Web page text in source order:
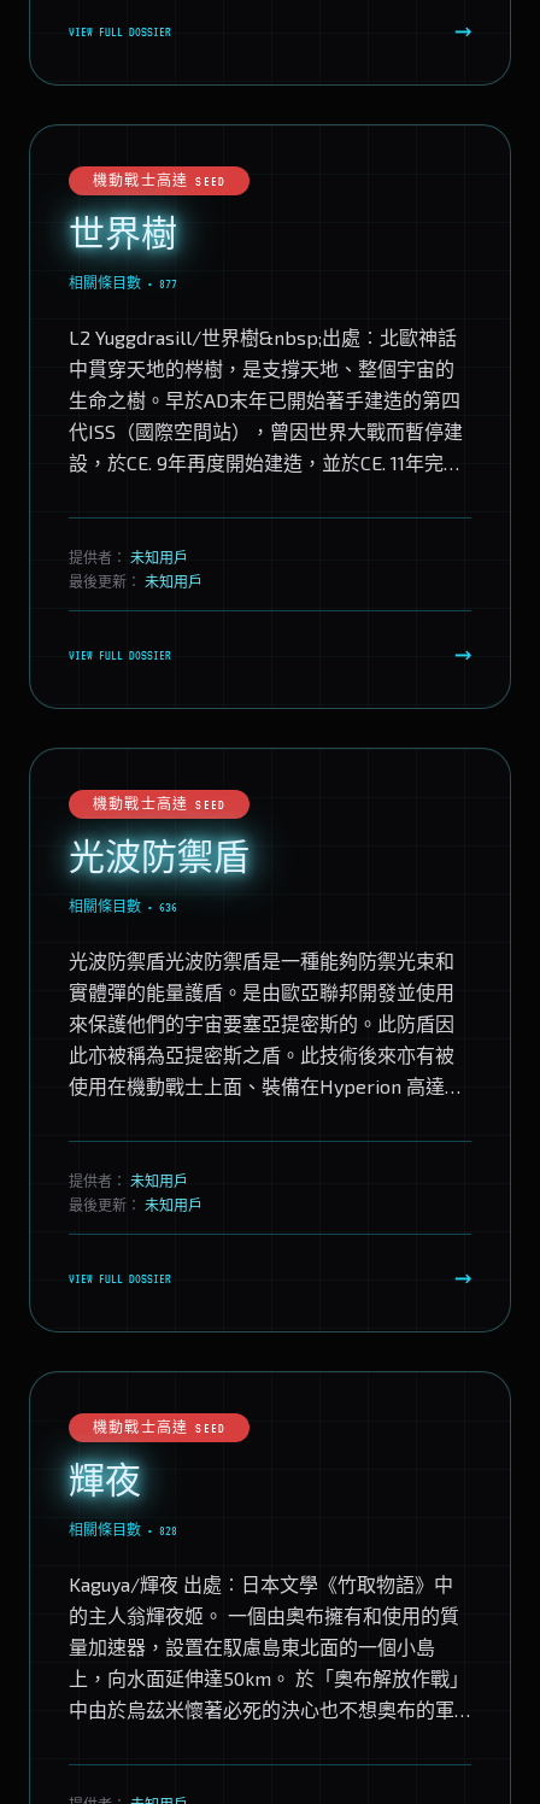
VIEW FULL DOSSIER →
機動戰士高達 SEED
世界樹
相關條目數 • 877
L2 Yuggdrasill/世界樹&nbsp;出處︰北歐神話
中貫穿天地的梣樹，是支撐天地、整個宇宙的
生命之樹。早於AD末年已開始著手建造的第四
代ISS（國際空間站），曾因世界大戰而暫停建
設，於CE. 9年再度開始建造，並於CE. 11年完
提供者： 未知用戶
最後更新： 未知用戶
VIEW FULL DOSSIER →
機動戰士高達 SEED
光波防禦盾
相關條目數 • 636
光波防禦盾光波防禦盾是一種能夠防禦光束和
實體彈的能量護盾。是由歐亞聯邦開發並使用
來保護他們的宇宙要塞亞提密斯的。此防盾因
此亦被稱為亞提密斯之盾。此技術後來亦有被
使用在機動戰士上面、裝備在Hyperion 高達系
實體武器上...
提供者： 未知用戶
最後更新： 未知用戶
VIEW FULL DOSSIER →
機動戰士高達 SEED
輝夜
相關條目數 • 828
Kaguya/輝夜 出處︰日本文學《竹取物語》中
的主人翁輝夜姬。 一個由奧布擁有和使用的質
量加速器，設置在馭慮島東北面的一個小島
上，向水面延伸達50km。 於「奧布解放作戰」
中由於烏茲米懷著必死的決心也不想奧布的軍